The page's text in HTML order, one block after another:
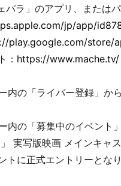
バラ」のアプリ、または
jp/app/
play.google.com/store/
： https://www.mache.tv/
内の「ライバー登録」か
内の「募集中のイベント
実写版映画 メインキャ
トに正式エントリーとなり